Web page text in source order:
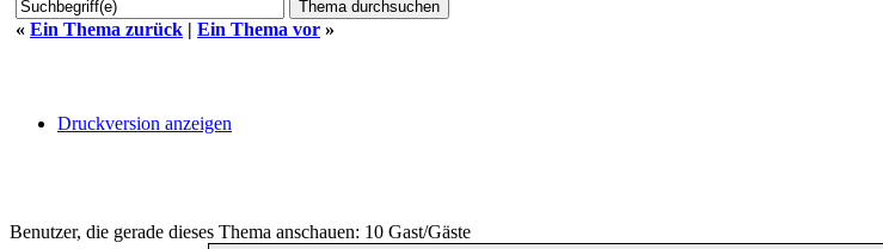
« Ein Thema zurück | Ein Thema vor »
Druckversion anzeigen
Benutzer, die gerade dieses Thema anschauen: 10 Gast/Gäste